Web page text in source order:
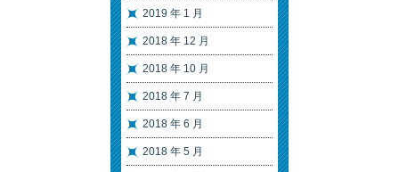
2019 年 1 月
2018 年 12 月
2018 年 10 月
2018 年 7 月
2018 年 6 月
2018 年 5 月